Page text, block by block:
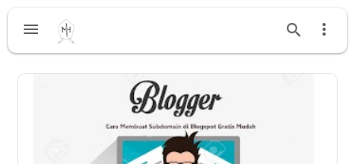
  